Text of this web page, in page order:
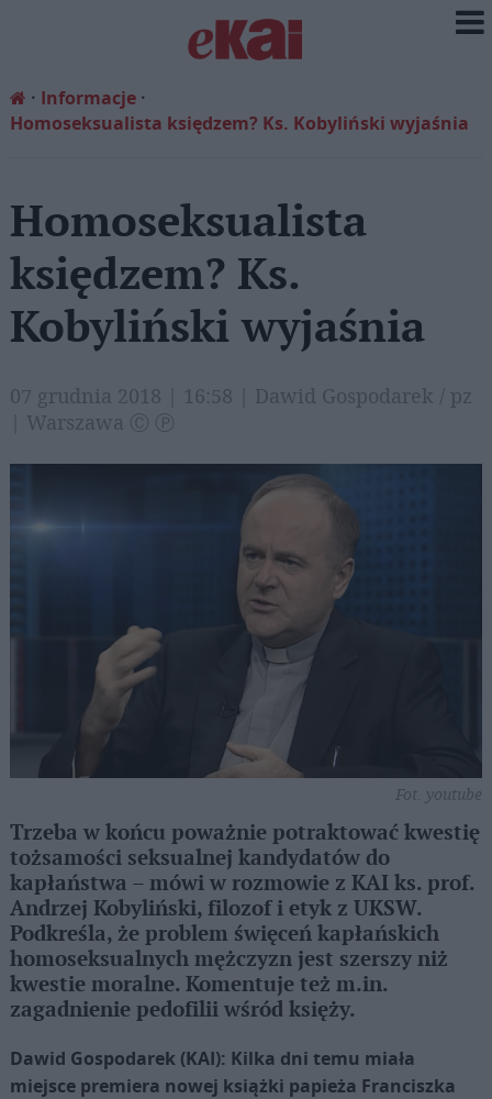
Informacje
Homoseksualista księdzem? Ks. Kobyliński wyjaśnia
Homoseksualista
księdzem? Ks.
Kobyliński wyjaśnia
07 grudnia 2018 | 16:58 | Dawid Gospodarek / pz
| Warszawa Ⓒ Ⓟ
Fot. youtube
Trzeba w końcu poważnie potraktować kwestię
tożsamości seksualnej kandydatów do
kapłaństwa – mówi w rozmowie z KAI ks. prof.
Andrzej Kobyliński, filozof i etyk z UKSW.
Podkreśla, że problem święceń kapłańskich
homoseksualnych mężczyzn jest szerszy niż
kwestie moralne. Komentuje też m.in.
zagadnienie pedofilii wśród księży.
Dawid Gospodarek (KAI): Kilka dni temu miała
miejsce premiera nowej książki papieża Franciszka